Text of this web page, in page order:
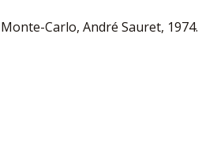
Monte-Carlo, André Sauret,